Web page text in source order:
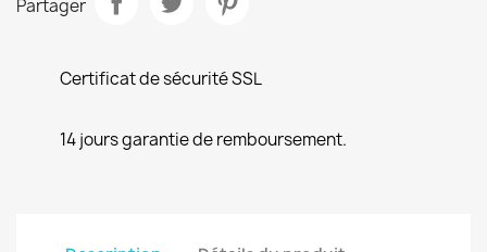
Partager
Certificat de sécurité SSL
14 jours garantie de remboursement.